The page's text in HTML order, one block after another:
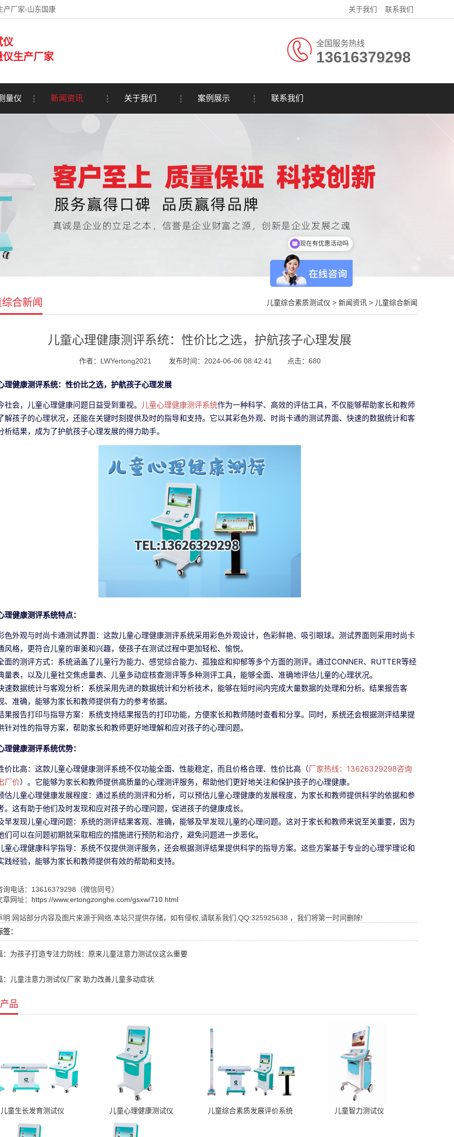
产厂家-山东国康 关于我们 联系我们
仪
仪生产厂家
全国服务热线
13616379298
量仪 新闻资讯 关于我们 案例展示 联系我们
合新闻 儿童综合素质测试仪 > 新闻资讯 > 儿童综合新闻
儿童心理健康测评系统：性价比之选，护航孩子心理发展
作者：LWYertong2021 发布时间：2024-06-06 08:42:41 点击： 680
理健康测评系统：性价比之选，护航孩子心理发展
社会，儿童心理健康问题日益受到重视。 儿童心理健康测评系统作为一种科学、高效的评估工具，不仅能够帮助家长和教师
解孩子的心理状况，还能在关键时刻提供及时的指导和支持。它以其彩色外观、时尚卡通的测试界面、快速的数据统计和客
析结果，成为了护航孩子心理发展的得力助手。
理健康测评系统特点：
色外观与时尚卡通测试界面：这款儿童心理健康测评系统采用彩色外观设计，色彩鲜艳、吸引眼球。测试界面则采用时尚卡
风格，更符合儿童的审美和兴趣，使孩子在测试过程中更加轻松、愉悦。
面的测评方式：系统涵盖了儿童行为能力、感觉综合能力、孤独症和抑郁等多个方面的测评。通过CONNER、RUTTER等经
量表，以及儿童社交焦虑量表、儿童多动症核查测评等多种测评工具，能够全面、准确地评估儿童的心理状况。
速数据统计与客观分析：系统采用先进的数据统计和分析技术，能够在短时间内完成大量数据的处理和分析。结果报告客
、准确，能够为家长和教师提供有力的参考依据。
果报告打印与指导方案：系统支持结果报告的打印功能，方便家长和教师随时查看和分享。同时，系统还会根据测评结果提
针对性的指导方案，帮助家长和教师更好地理解和应对孩子的心理问题。
理健康测评系统优势：
价比高：这款儿童心理健康测评系统不仅功能全面、性能稳定，而且价格合理、性价比高（厂家热线：13626329298咨询
厂价）。它能够为家长和教师提供高质量的心理测评服务，帮助他们更好地关注和保护孩子的心理健康。
估儿童心理健康发展程度：通过系统的测评和分析，可以预估儿童心理健康的发展程度，为家长和教师提供科学的依据和参
。这有助于他们及时发现和应对孩子的心理问题，促进孩子的健康成长。
早发现儿童心理问题：系统的测评结果客观、准确，能够及早发现儿童的心理问题。这对于家长和教师来说至关重要，因为
们可以在问题初期就采取相应的措施进行预防和治疗，避免问题进一步恶化。
童心理健康科学指导：系统不仅提供测评服务，还会根据测评结果提供科学的指导方案。这些方案基于专业的心理学理论和
践经验，能够为家长和教师提供有效的帮助和支持。
询电话：13616379298（微信同号）
网址： https://www.ertongzonghe.com/gsxw/710.html
明:网站部分内容及图片来源于网络,本站只提供存储，如有侵权,请联系我们,QQ:325925638 ，我们将第一时间删除!
：
：为孩子打造专注力防线：原来儿童注意力测试仪这么重要
：儿童注意力测试仪厂家 助力改善儿童多动症状
品
儿童生长发育测试仪 儿童心理健康测试仪 儿童综合素质发展评价系统 儿童智力测试仪
现在有优惠活动吗